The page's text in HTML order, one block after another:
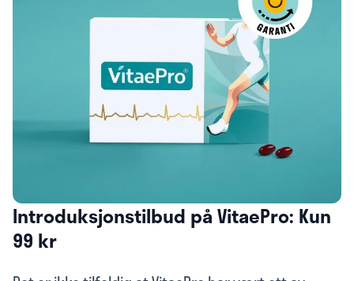
Introduksjonstilbud på VitaePro: Kun
99 kr